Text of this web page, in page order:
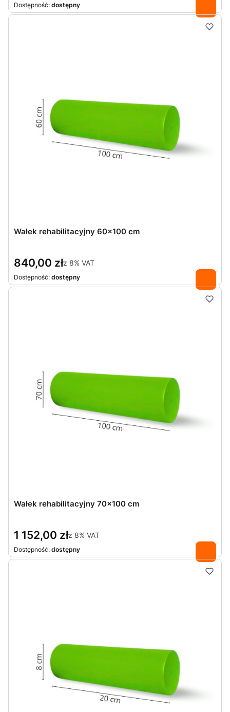
Dostępność: dostępny
Wałek rehabilitacyjny 60x100 cm
840,00 złz 8% VAT
Dostępność: dostępny
Wałek rehabilitacyjny 70x100 cm
1 152,00 złz 8% VAT
Dostępność: dostępny